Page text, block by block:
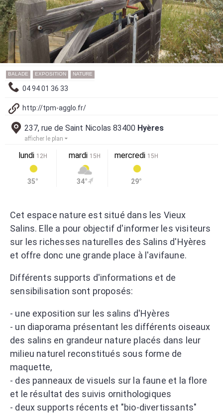
BALADE EXPOSITION NATURE
04 94 01 36 33
http://tpm-agglo.fr/
237, rue de Saint Nicolas 83400 Hyères
afficher le plan
lundi 12H
35°
mardi 15H
34°
mercredi 15H
29°
Cet espace nature est situé dans les Vieux
Salins. Elle a pour objectif d'informer les visiteurs
sur les richesses naturelles des Salins d'Hyères
et offre donc une grande place à l'avifaune.
Différents supports d'informations et de
sensibilisation sont proposés:
- une exposition sur les salins d'Hyères
- un diaporama présentant les différents oiseaux
des salins en grandeur nature placés dans leur
milieu naturel reconstitués sous forme de
maquette,
- des panneaux de visuels sur la faune et la flore
et le résultat des suivis ornithologiques
- deux supports récents et "bio-divertissants"